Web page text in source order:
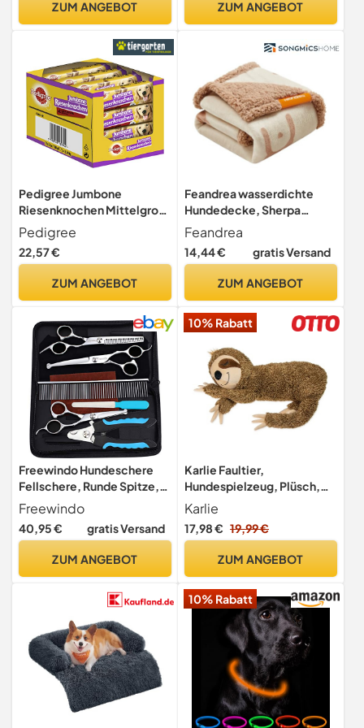
Hundekauspielzeug für
kleine, mittlere, große
Hunde
ZUM ANGEBOT
Naturgummi, groß, grün
ZUM ANGEBOT
Pedigree Jumbone
Riesenknochen Mittelgroß
Rind & Geflügel Geschmack
Hundesnack 12 x 2 Stück
Pedigree
22,57 €
ZUM ANGEBOT
Feandrea wasserdichte
Hundedecke, Sherpa
Fleece Haustier Decke für
Miniaturhunde und kleine
Hunde, Katzen, 101 x 73 cm,
beidseitiger Sofabezug-
Feandrea
14,44 € gratis Versand
ZUM ANGEBOT
Freewindo Hundeschere
Fellschere, Runde Spitze,
Strapazierfähiger
Edelstahl, Hunde Schere
Hund Nagelknipser für die
Freewindo
40,95 € gratis Versand
ZUM ANGEBOT
10% Rabatt
Karlie Faultier,
Hundespielzeug, Plüsch,
Braun, 55x26x10 cm
Karlie
17,98 € 19,99 €
ZUM ANGEBOT
10% Rabatt